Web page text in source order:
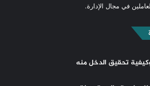
في مجال الإدارة.
تحقيق الدخل منه